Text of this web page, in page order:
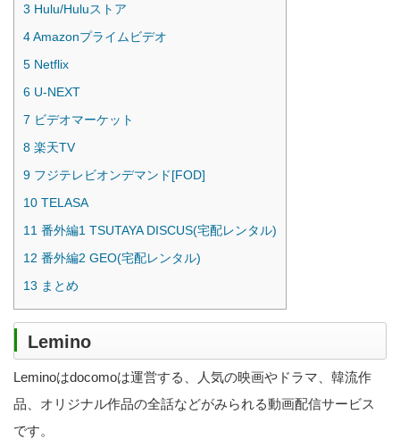
3 Hulu/Huluストア
4Amazonプライムビデオ
5 Netflix
6 U-NEXT
7 ビデオマーケット
8 楽天TV
9 フジテレビオンデマンド[FOD]
10 TELASA
11 番外編1 TSUTAYA DISCUS(宅配レンタル)
12 番外編2 GEO(宅配レンタル)
13 まとめ
Lemino
Leminoはdocomoは運営する、人気の映画やドラマ、韓流作
品、オリジナル作品の全話などがみられる動画配信サービス
です。